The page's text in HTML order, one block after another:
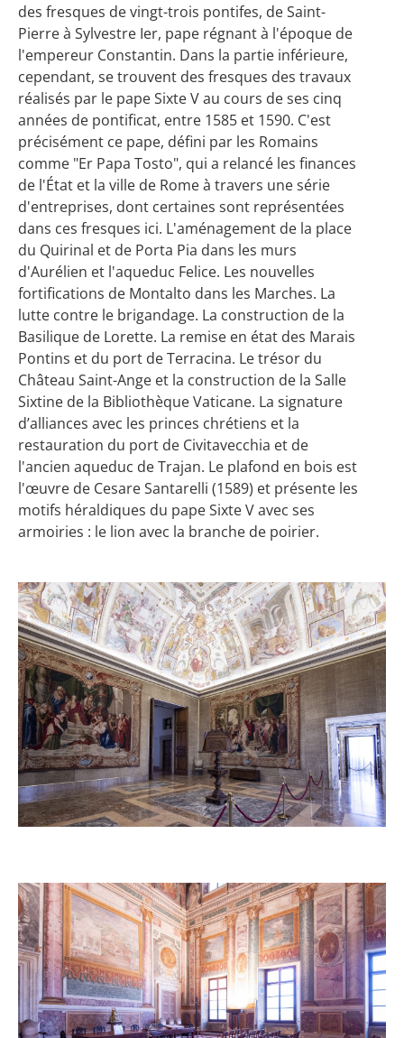
des fresques de vingt-trois pontifes, de Saint-
Pierre à Sylvestre Ier, pape régnant à l'époque de
l'empereur Constantin. Dans la partie inférieure,
cependant, se trouvent des fresques des travaux
réalisés par le pape Sixte V au cours de ses cinq
années de pontificat, entre 1585 et 1590. C'est
précisément ce pape, défini par les Romains
comme "Er Papa Tosto", qui a relancé les finances
de l'État et la ville de Rome à travers une série
d'entreprises, dont certaines sont représentées
dans ces fresques ici. L'aménagement de la place
du Quirinal et de Porta Pia dans les murs
d'Aurélien et l'aqueduc Felice. Les nouvelles
fortifications de Montalto dans les Marches. La
lutte contre le brigandage. La construction de la
Basilique de Lorette. La remise en état des Marais
Pontins et du port de Terracina. Le trésor du
Château Saint-Ange et la construction de la Salle
Sixtine de la Bibliothèque Vaticane. La signature
d’alliances avec les princes chrétiens et la
restauration du port de Civitavecchia et de
l'ancien aqueduc de Trajan. Le plafond en bois est
l'œuvre de Cesare Santarelli (1589) et présente les
motifs héraldiques du pape Sixte V avec ses
armoiries : le lion avec la branche de poirier.